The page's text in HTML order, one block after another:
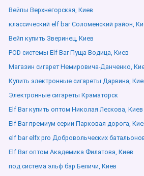
Вейпы Верхнегорская, Киев
классический elf bar Соломенский район,
Вейп купить Зверинец, Киев
POD системы Elf Bar Пуща-Водица, Киев
Магазин сигарет Немировича-Данченко,
Купить электронные сигареты Дарвина,
Электронные сигареты Краматорск
Elf Bar купить оптом Николая Лескова, Киев
Elf Bar премиум серии Парковая дорога,
elf bar elfx pro Добровольческих
Elf Bar оптом Академика Филатова, Киев
под система эльф бар Беличи, Киев